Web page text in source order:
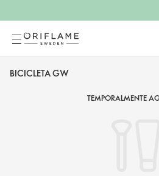
BICICLETA GW
TEMPORALMENTE